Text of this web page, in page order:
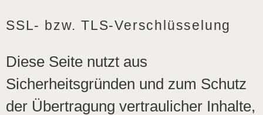
SSL- bzw. TLS-Verschlüsselung
Diese Seite nutzt aus
Sicherheitsgründen und zum Schutz
der Übertragung vertraulicher Inhalte,